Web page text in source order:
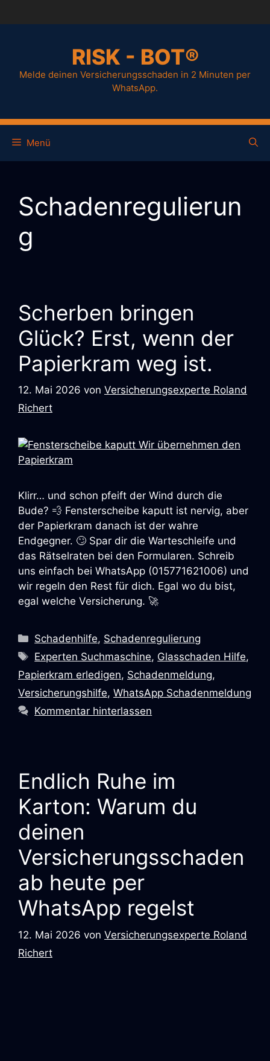
Inhalt
RISK - BOT®
Melde deinen Versicherungsschaden in 2 Minuten per
WhatsApp.
Menü
Schadenregulierun
g
Scherben bringen
Glück? Erst, wenn der
Papierkram weg ist.
12. Mai 2026 von Versicherungsexperte Roland
Richert
Klirr… und schon pfeift der Wind durch die
Bude? 💨 Fensterscheibe kaputt ist nervig, aber
der Papierkram danach ist der wahre
Endgegner. 🙄 Spar dir die Warteschleife und
das Rätselraten bei den Formularen. Schreib
uns einfach bei WhatsApp (015771621006) und
wir regeln den Rest für dich. Egal wo du bist,
egal welche Versicherung. 🚀
Kategorien
Schadenhilfe, Schadenregulierung
Schlagwörter
Experten Suchmaschine, Glasschaden Hilfe,
Papierkram erledigen, Schadenmeldung,
Versicherungshilfe, WhatsApp Schadenmeldung
Kommentar hinterlassen
Endlich Ruhe im
Karton: Warum du
deinen
Versicherungsschaden
ab heute per
WhatsApp regelst
12. Mai 2026 von Versicherungsexperte Roland
Richert